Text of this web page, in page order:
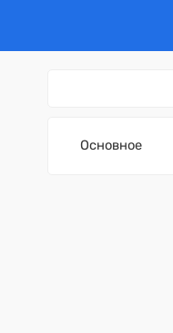
Основное